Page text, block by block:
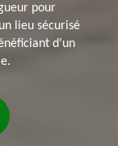
pour
lieu sécurisé
d'un